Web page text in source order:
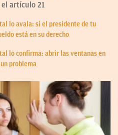
artículo 21
lo avala: si el presidente de tu
está en su derecho
lo confirma: abrir las ventanas en
problema